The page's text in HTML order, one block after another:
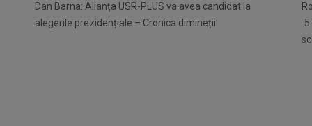
Dan Barna: Alianța USR-PLUS va avea candidat la
alegerile prezidențiale – Cronica dimineții